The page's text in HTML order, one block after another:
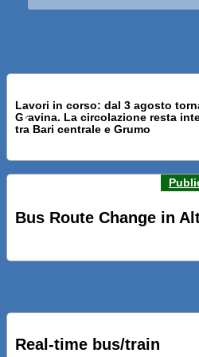
Lavori in corso: dal 3 agosto
Gravina. La circolazione resta
tra Bari centrale e Grumo
PRESENTATI A BARI NUOVI
IL TUO BUS ED IL TUO TRENO
Previous news
Bus Route Change in
Real-time bus/train